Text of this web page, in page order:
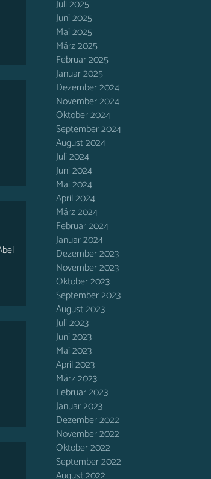
Juli 2025
Juni 2025
Mai 2025
März 2025
Februar 2025
Januar 2025
Dezember 2024
November 2024
Oktober 2024
September 2024
August 2024
Juli 2024
Juni 2024
Mai 2024
April 2024
März 2024
Februar 2024
Januar 2024
Dezember 2023
November 2023
Oktober 2023
September 2023
August 2023
Juli 2023
Juni 2023
Mai 2023
April 2023
März 2023
Februar 2023
Januar 2023
Dezember 2022
November 2022
Oktober 2022
September 2022
August 2022